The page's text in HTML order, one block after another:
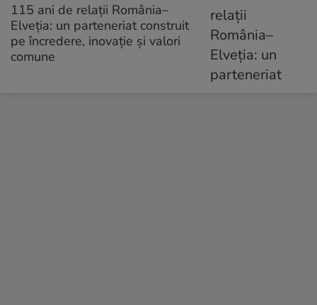
115 ani de relații România–
Elveția: un parteneriat construit
pe încredere, inovație și valori
comune